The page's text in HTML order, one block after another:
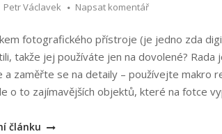
Petr Václavek Napsat komentář
fotografického přístroje (je jedno zda
takže jej používáte jen na dovolené? Rada
a zaměřte se na detaily – používejte makro
o to zajímavějších objektů, které na fotce
článku